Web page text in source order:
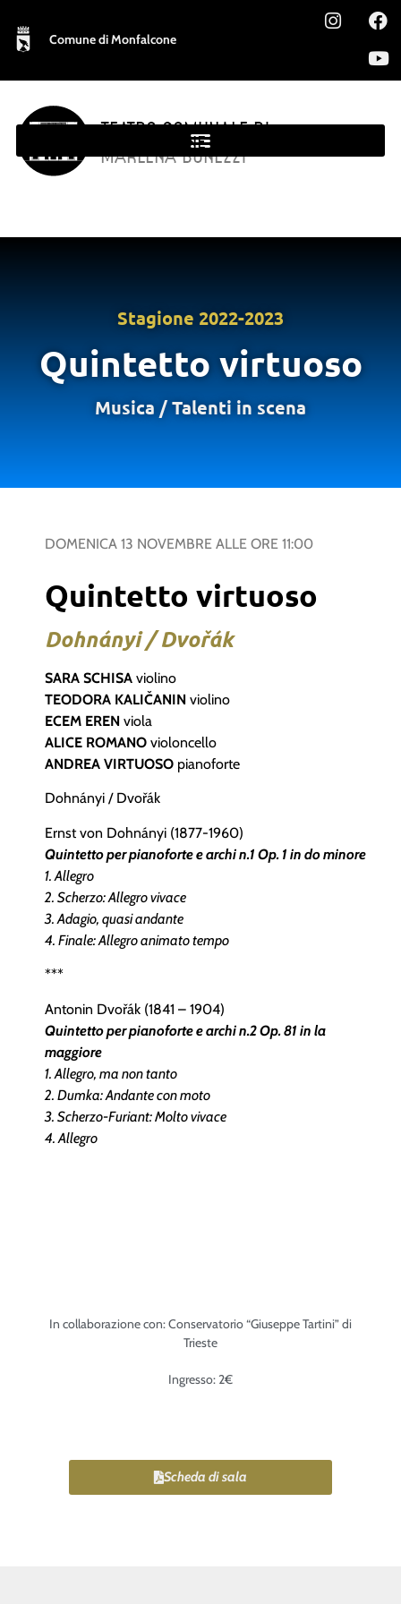
Comune di Monfalcone
TEATRO COMUNALE DI
MONFALCONE
MARLENA BONEZZI
Stagione 2022-2023
Quintetto virtuoso
Musica /Talenti in scena
In collaborazione con: Conservatorio “Giuseppe Tartini” di
Trieste
Ingresso: 2€
Scheda di sala
DOMENICA 13 NOVEMBRE ALLE ORE 11:00
Quintetto virtuoso
Dohnányi / Dvořák
SARA SCHISA violino
TEODORA KALIČANIN violino
ECEM EREN viola
ALICE ROMANO violoncello
ANDREA VIRTUOSO pianoforte
Dohnányi / Dvořák
Ernst von Dohnányi (1877-1960)
Quintetto per pianoforte e archi n.1 Op. 1 in do minore
1. Allegro
2. Scherzo: Allegro vivace
3. Adagio, quasi andante
4. Finale: Allegro animato tempo
***
Antonin Dvořák (1841 – 1904)
Quintetto per pianoforte e archi n.2 Op. 81 in la
maggiore
1. Allegro, ma non tanto
2. Dumka: Andante con moto
3. Scherzo-Furiant: Molto vivace
4. Allegro